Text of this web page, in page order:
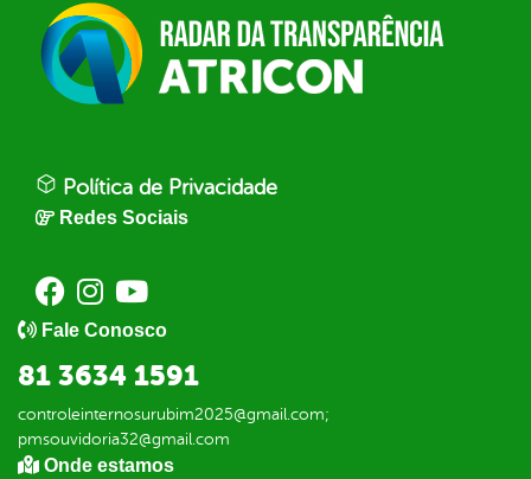
Política de Privacidade
Redes Sociais
Fale Conosco
81 3634 1591
controleinternosurubim2025@gmail.com;
pmsouvidoria32@gmail.com
Onde estamos